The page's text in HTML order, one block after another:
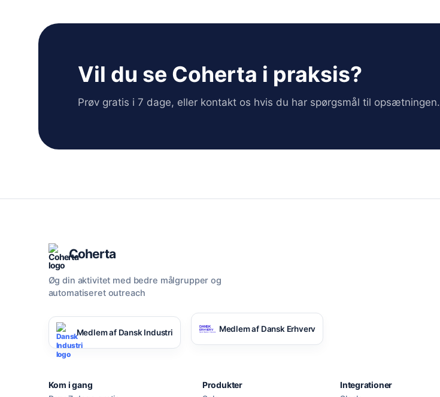
Vil du se Coherta i praksis?
Prøv gratis i 7 dage, eller kontakt os hvis du har spørgsmål til opsætningen.
Coherta
Øg din aktivitet med bedre målgrupper og
automatiseret outreach
Medlem af Dansk Industri Medlem af Dansk Erhverv
Kom i gang
Produkter
Integrationer